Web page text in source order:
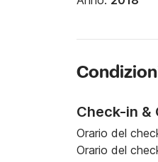
Check-in &
Orario del
Orario del